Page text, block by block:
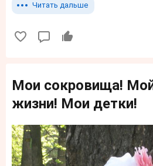
Читать дальше
Мои сокровища!
жизни! Мои детки!